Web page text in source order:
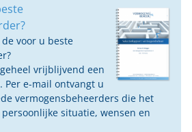
voor u beste
vrijblijvend een
Per e-mail ontvangt u
vermogensbeheerders die het
situatie, wensen en